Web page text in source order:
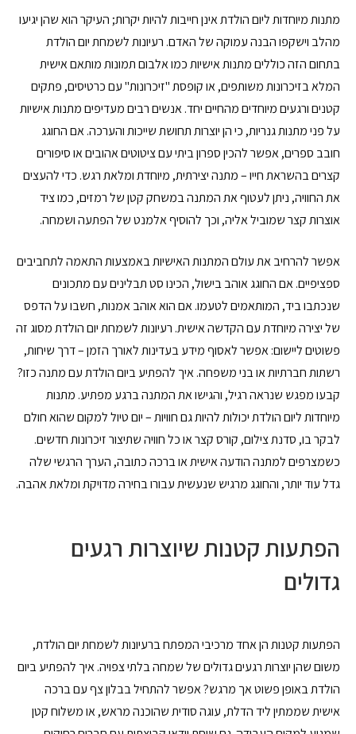
מתנות מיוחדות ליום הולדת אינן חייבות להיות יקרות; העיקר הוא שהן יגיעו
מהלב וישקפו הבנה עמוקה של האדם. רעיונות לשמחת יום הולדת
בתחום הזה כוללים מתנות אישיות כמו אלבום תמונות מותאם אישית
המלא בזיכרונות משותפים, או קופסת "זיכרונות" עם כרטיסים, פתקים
קטנים ורגעים מיוחדים מהחיים יחד. אנשים רבים מעדיפים מתנות אישיות
על פני מתנות גנריות, כי הן יוצרות תחושת שייכות והערכה. אם החוגג
חובב ספרים, אפשר להכין ספרון ביתי עם ציטוטים אהובים או סיפורים
קצרים בהשראת חייו – מתנה יצירתית, מיוחדת ומלאת רגש. כדי להעצים
את החוויה, ניתן לעטוף את המתנה במשחק קטן של רמזים, כמו ציד
אוצרות קצר שמוביל אליה, וכך להוסיף אלמנט של הפתעה ושמחה.
אפשר להרחיב את עולם המתנות האישיות באמצעות התאמה לתחביבים
ספציפיים. אם החוגג אוהב בישול, הכינו סט תבלינים עם מתכונים
שנכתבו ביד, המותאמים לטעמו. אם הוא אוהב אמנות, חשבו על הדפס
של יצירה מיוחדת עם הקדשה אישית. רעיונות לשמחת יום הולדת מסוג זה
פשוטים ליישום: אפשר לאסוף מידע בעדינות לאורך הזמן – דרך שיחות,
רשתות חברתיות או בני משפחה. איך להפתיע ביום הולדת עם מתנה כזו?
קבעו מפגש שנראה רגיל, והגישו את המתנה ברגע מפתיע. מתנות
מיוחדות ליום הולדת יכולות להיות גם חוויות – יום טיול למקום שהוא חולם
לבקר בו, סדנת צילום, קורס קצר או כל חוויה שתיצור זיכרונות חדשים.
כשמצרפים למתנה הודעה אישית או ברכה כתובה, הערך הרגשי שלה
גדל עוד יותר, והחוגג מרגיש שנעשית עבורו בחירה מדויקת ומלאת אהבה.
הפתעות קטנות שיוצרות רגעים
גדולים
הפתעות קטנות הן אחד מרכיבי המפתח ברעיונות לשמחת יום הולדת,
משום שהן יוצרות רגעים גדולים של שמחה בלתי צפויה. איך להפתיע ביום
הולדת באופן פשוט אך מרגש? אפשר להתחיל בבלון צף עם ברכה
אישית שממתין ליד הדלת, עוגה סודית שהוכנה מראש, או משלוח קטן